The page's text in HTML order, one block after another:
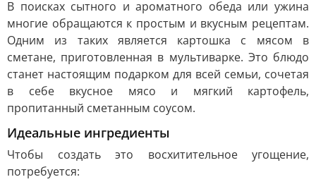
В поисках сытного и ароматного обеда или ужина
многие обращаются к простым и вкусным рецептам.
Одним из таких является картошка с мясом в
сметане, приготовленная в мультиварке. Это блюдо
станет настоящим подарком для всей семьи, сочетая
в себе вкусное мясо и мягкий картофель,
пропитанный сметанным соусом.
Идеальные ингредиенты
Чтобы создать это восхитительное угощение,
потребуется: